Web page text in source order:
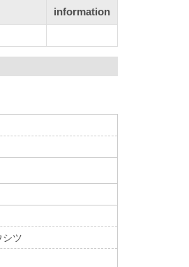
information
シツ